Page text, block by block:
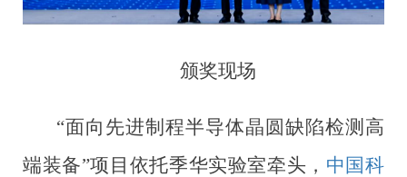
颁奖现场
“面向先进制程半导体晶圆缺陷检测高
端装备”项目依托季华实验室牵头， 中国科